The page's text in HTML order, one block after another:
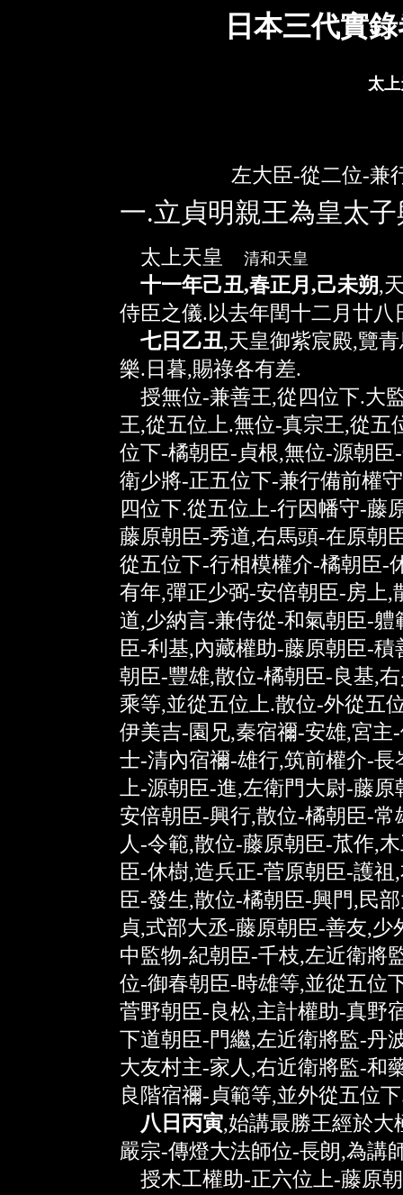
日本三代實
太
左大臣-從二位-兼
一.立貞明親王為皇太
太上天皇 清和天皇
十一年己丑,春正月,己未朔,
侍臣之儀.以去年閏十二月廿八
七日乙丑,天皇御紫宸殿,覽
樂.日暮,賜祿各有差.
授無位-兼善王,從四位下.大
王,從五位上.無位-真宗王,從五
位下-橘朝臣-貞根,無位-源朝臣
衛少將-正五位下-兼行備前權
四位下.從五位上-行因幡守-藤
藤原朝臣-秀道,右馬頭-在原朝
從五位下-行相模權介-橘朝臣-
有年,彈正少弼-安倍朝臣-房上,
道,少納言-兼侍從-和氣朝臣-軆
臣-利基,內藏權助-藤原朝臣-
朝臣-豐雄,散位-橘朝臣-良基,
乘等,並從五位上.散位-外從五
伊美吉-園兄,秦宿禰-安雄,宮主
士-清內宿禰-雄行,筑前權介-長
上-源朝臣-進,左衛門大尉-藤
安倍朝臣-興行,散位-橘朝臣-常
人-令範,散位-藤原朝臣-苽作,
臣-休樹,造兵正-菅原朝臣-護
臣-發生,散位-橘朝臣-興門,民
貞,式部大丞-藤原朝臣-善友,
中監物-紀朝臣-千枝,左近衛將
位-御春朝臣-時雄等,並從五位
菅野朝臣-良松,主計權助-真野
下道朝臣-門繼,左近衛將監-丹
大友村主-家人,右近衛將監-和
良階宿禰-貞範等,並外從五位
八日丙寅,始講最勝王經於大
嚴宗-傳燈大法師位-長朗,為講
授木工權助-正六位上-藤原